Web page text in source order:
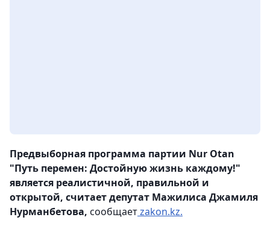
Предвыборная программа партии Nur Otan
"Путь перемен: Достойную жизнь каждому!"
является реалистичной, правильной и
открытой, считает депутат Мажилиса Джамиля
Нурманбетова, сообщаетzakon.kz.